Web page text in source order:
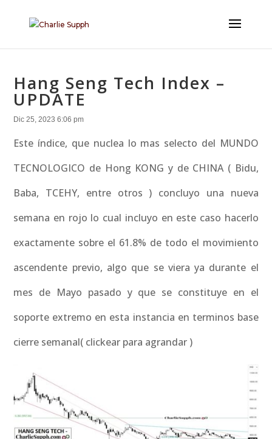
Hang Seng Tech Index –
UPDATE
Dic 25, 2023 6:06 pm
Este índice, que nuclea lo mas selecto del MUNDO
TECNOLOGICO de Hong KONG y de CHINA ( Bidu,
Baba, TCEHY, entre otros ) concluyo una nueva
semana en rojo lo cual incluyo en este caso hacerlo
exactamente sobre el 61.8% de todo el movimiento
ascendente previo, algo que se viera ya durante el
mes de Mayo pasado y que se constituye en el
soporte extremo en esta instancia en terminos base
cierre semanal( clickear para agrandar )